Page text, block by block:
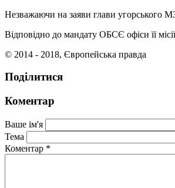
Незважаючи на заяви глави угорського
Відповідно до мандату ОБСЄ офіси її
© 2014 - 2018, Європейська правда
Поділитися
Коментар
Ваше ім'я
Тема
Коментар *